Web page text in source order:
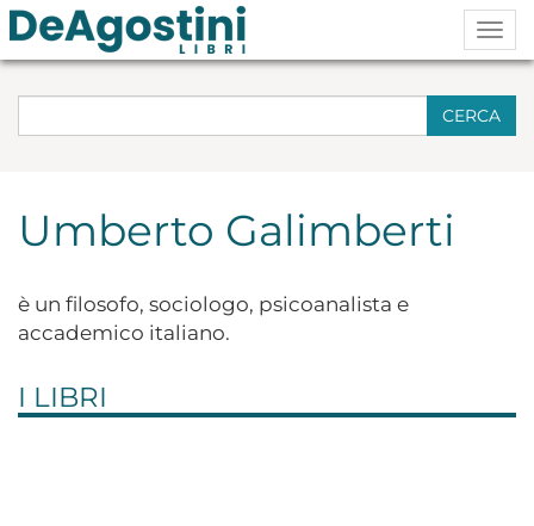
CERCA
Umberto Galimberti
è un filosofo, sociologo, psicoanalista e
accademico italiano.
I LIBRI